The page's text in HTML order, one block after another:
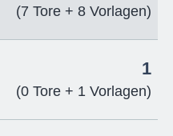
(7 Tore + 8 Vorlagen)
1
(0 Tore + 1 Vorlagen)